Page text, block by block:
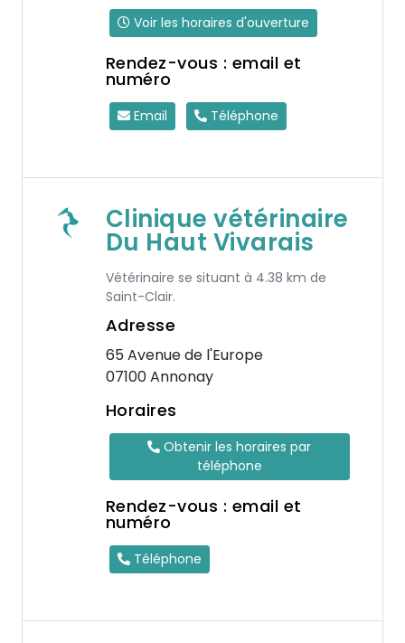
Voir les horaires d'ouverture
Rendez-vous : email et
numéro
Email Téléphone
Clinique vétérinaire
Du Haut Vivarais
Vétérinaire se situant à 4.38 km de
Saint-Clair.
Adresse
65 Avenue de l'Europe
07100 Annonay
Horaires
Obtenir les horaires par
téléphone
Rendez-vous : email et
numéro
Téléphone